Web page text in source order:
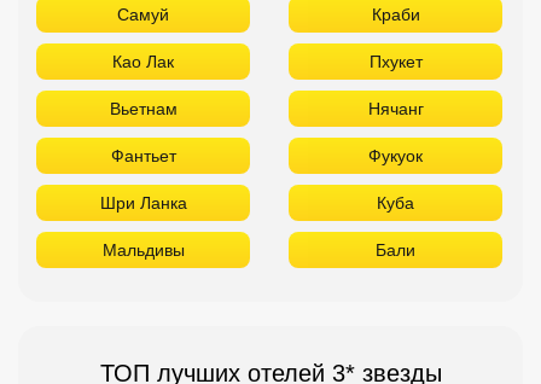
Самуй Краби
Као Лак Пхукет
Вьетнам Нячанг
Фантьет Фукуок
Шри Ланка Куба
Мальдивы Бали
ТОП лучших отелей 3* звезды